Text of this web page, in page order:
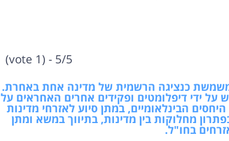
5/5 - (1 vote)
כנציגה הרשמית של מדינה אחת באחרת.
ידי דיפלומטים ופקידים אחרים האחראים על
הבינלאומיים, במתן סיוע לאזרחי מדינות
מחלוקות בין מדינות, בתיווך במשא ומתן
בחו"ל.